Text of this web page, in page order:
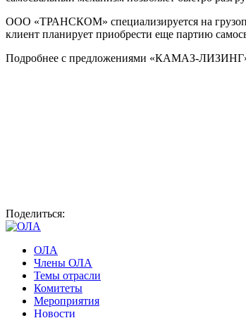
ООО «ТРАНСКОМ» специализируется на
клиент планирует приобрести еще партию
Подробнее с предложениями «КАМАЗ-ЛИЗИНГ»
Поделиться:
ОЛА
Члены ОЛА
Темы отрасли
Комитеты
Мероприятия
Новости